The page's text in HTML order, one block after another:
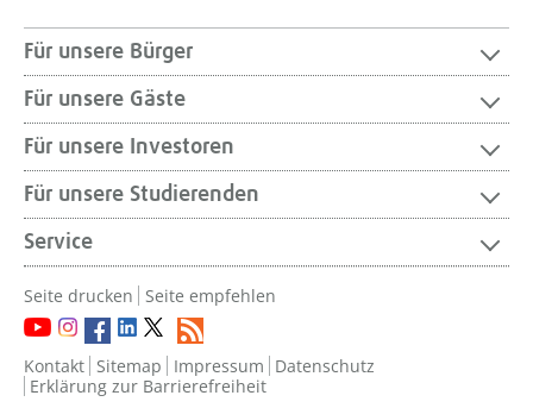
Für unsere Bürger
Für unsere Gäste
Für unsere Investoren
Für unsere Studierenden
Service
Seite drucken Seite empfehlen
Kontakt Sitemap Impressum Datenschutz
Erklärung zur Barrierefreiheit